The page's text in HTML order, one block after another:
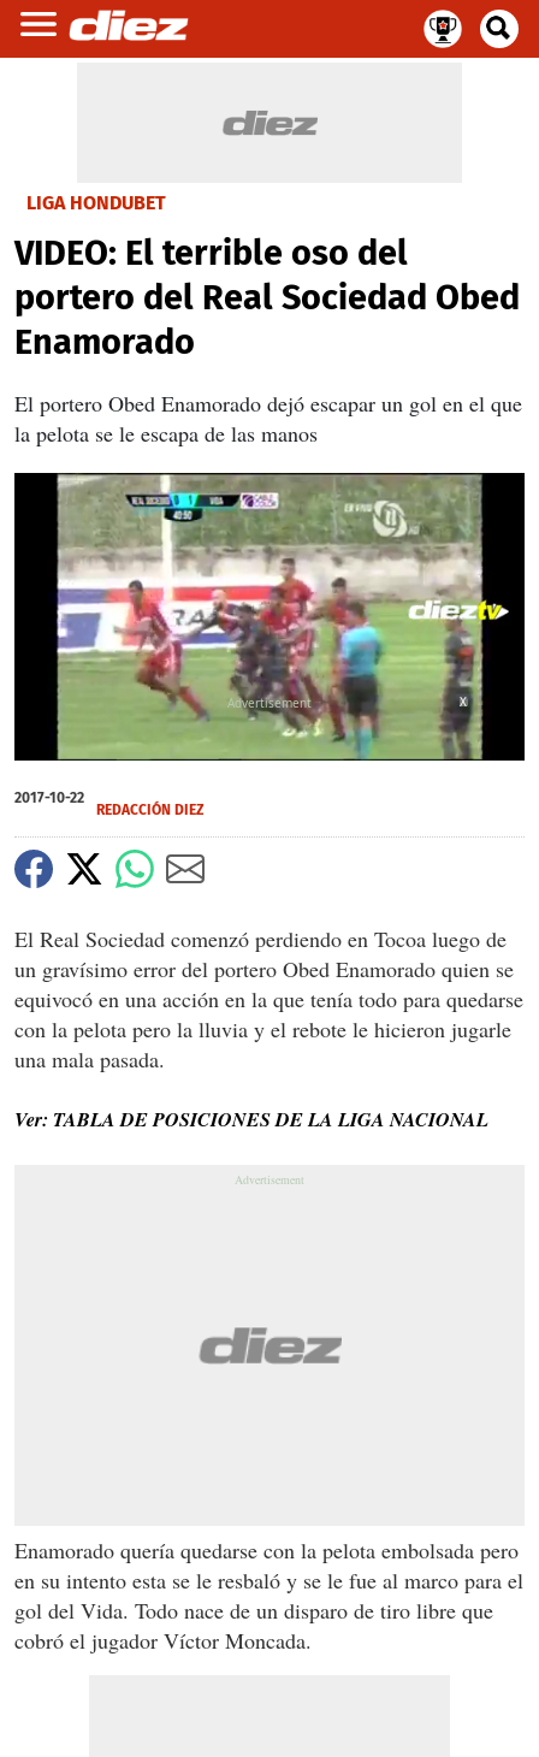
LIGA HONDUBET
VIDEO: El terrible oso del
portero del Real Sociedad Obed
Enamorado
El portero Obed Enamorado dejó escapar un gol en el que
la pelota se le escapa de las manos
of
31
X
2017-10-22
REDACCIÓN DIEZ
El Real Sociedad comenzó perdiendo en Tocoa luego de
un gravísimo error del portero Obed Enamorado quien se
equivocó en una acción en la que tenía todo para quedarse
con la pelota pero la lluvia y el rebote le hicieron jugarle
una mala pasada.
Ver: TABLA DE POSICIONES DE LA LIGA NACIONAL
Enamorado quería quedarse con la pelota embolsada pero
en su intento esta se le resbaló y se le fue al marco para el
gol del Vida. Todo nace de un disparo de tiro libre que
cobró el jugador Víctor Moncada.